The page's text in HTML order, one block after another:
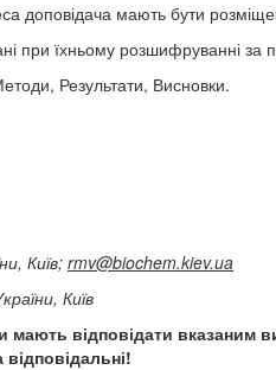
доповідача мають бути
при їхньому розшифруванні за
Результати, Висновки.
Київ; rmv@biochem.kiev.ua
Київ
мають відповідати вказаним